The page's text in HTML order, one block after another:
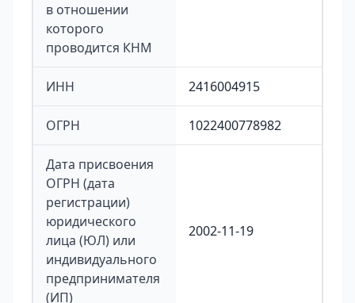
в отношении
которого
проводится КНМ
ИНН 2416004915
ОГРН 1022400778982
Дата присвоения
ОГРН (дата
регистрации)
юридического
лица (ЮЛ) или
индивидуального
предпринимателя
(ИП)
2002-11-19